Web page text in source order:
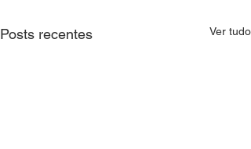
Posts recentes Ver tudo